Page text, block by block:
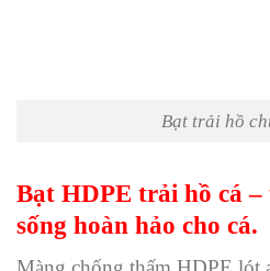
Bạt trải hồ
Bạt HDPE trải hồ cá
sống hoàn hảo cho cá.